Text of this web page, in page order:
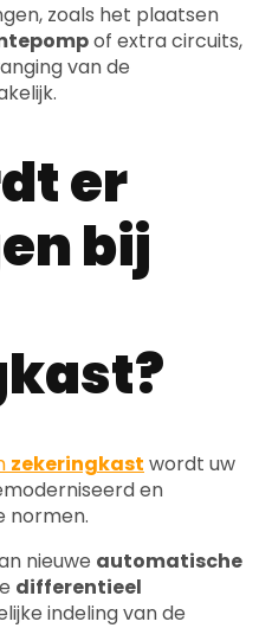
zoals het plaatsen
of extra circuits,
van de
er
bij
zekeringkast wordt uw
en
normen.
nieuwe automatische
differentieel
indeling van de